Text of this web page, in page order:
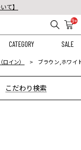
て】
無料！
9+
CATEGORY SALE
イン） ブラウン,ホワイ
こだわり検索